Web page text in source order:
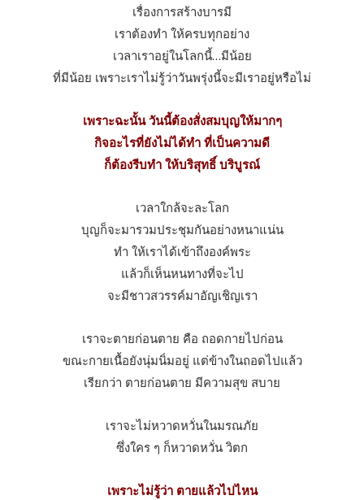
เรื่องการสร้างบารมี
เราต้องทํา ให้ครบทุกอย่าง
เวลาเราอยู่ในโลกนี้…มีน้อย
ที่มีน้อย เพราะเราไม่รู้ว่าวันพรุ่งนี้จะมีเราอยู่หรือไม่
เพราะฉะนั้น วันนี้ต้องสั่งสมบุญให้มากๆ
กิจอะไรที่ยังไม่ได้ทํา ที่เป็นความดี
ก็ต้องรีบทํา ให้บริสุทธิ์ บริบูรณ์
เวลาใกล้จะละโลก
บุญก็จะมารวมประชุมกันอย่างหนาแน่น
ทํา ให้เราได้เข้าถึงองค์พระ
แล้วก็เห็นหนทางที่จะไป
จะมีชาวสวรรค์มาอัญเชิญเรา
เราจะตายก่อนตาย คือ ถอดกายไปก่อน
ขณะกายเนื้อยังนุ่มนิ่มอยู่ แต่ข้างในถอดไปแล้ว
เรียกว่า ตายก่อนตาย มีความสุข สบาย
เราจะไม่หวาดหวั่นในมรณภัย
ซึ่งใคร ๆ ก็หวาดหวั่น วิตก
เพราะไม่รู้ว่า ตายแล้วไปไหน